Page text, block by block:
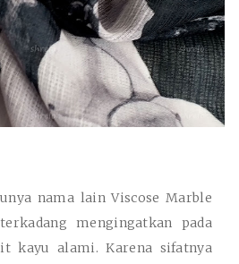
nama lain Viscose Marble
mengingatkan pada
kayu alami. Karena sifatnya